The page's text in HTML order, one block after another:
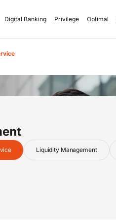
Digital Banking Privilege Optimal
Liquidity Management